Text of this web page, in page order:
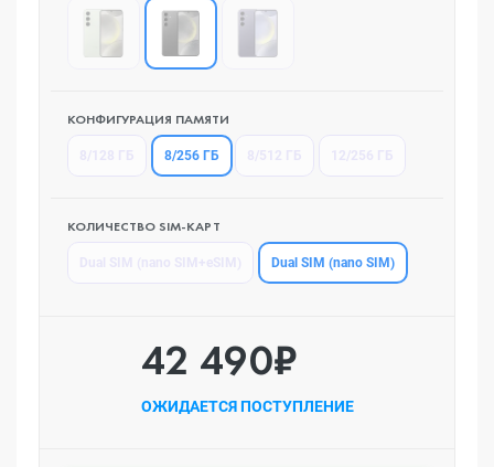
КОНФИГУРАЦИЯ ПАМЯТИ
8/256 ГБ
КОЛИЧЕСТВО SIM-КАРТ
Dual SIM (nano SIM)
42 490₽
ОЖИДАЕТСЯ ПОСТУПЛЕНИЕ